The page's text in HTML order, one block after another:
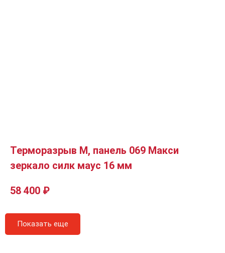
Терморазрыв М, панель 069 Макси
зеркало силк маус 16 мм
58 400 ₽
Показать еще